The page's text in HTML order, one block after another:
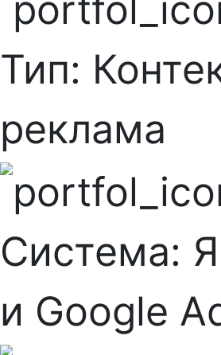
Тип:
реклама
Система:
и Google